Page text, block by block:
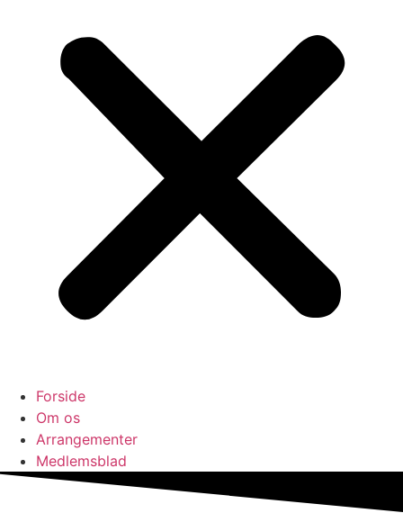
Forside
Om os
Arrangementer
Medlemsblad